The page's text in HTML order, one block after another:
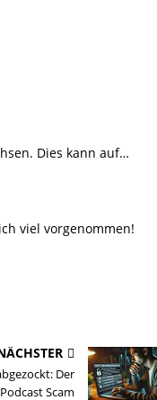
Dies kann auf…
viel vorgenommen!
Der
Podcast Scam